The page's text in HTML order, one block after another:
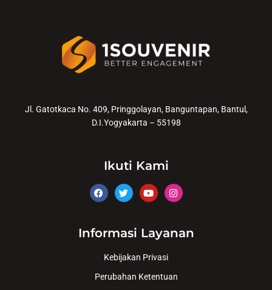
Jl. Gatotkaca No. 409, Pringgolayan, Banguntapan, Bantul,
D.I.Yogyakarta – 55198
Ikuti Kami
Informasi Layanan
Kebijakan Privasi
Perubahan Ketentuan